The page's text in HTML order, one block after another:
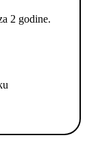
2 godine.